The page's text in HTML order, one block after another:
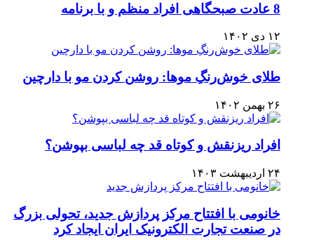
8 عادت صبحگاهی افراد منظم و با برنامه
۱۲ دی ۱۴۰۲
طلای خوش‌رنگِ موها: روشن کردن مو با دارچین
۲۶ بهمن ۱۴۰۲
افراد ریزنقش و کوتاه قد چه لباسی بپوشن؟
۲۴ اردیبهشت ۱۴۰۳
خانومی با افتتاح مرکز پردازش جدید، تحولی بزرگ
در صنعت تجارت الکترونیک ایران ایجاد کرد